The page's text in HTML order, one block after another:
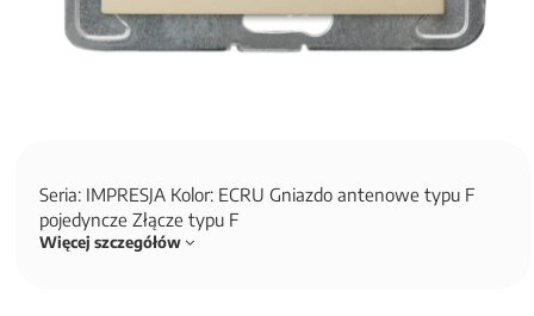
Seria: IMPRESJA Kolor: ECRU Gniazdo antenowe typu F
pojedyncze Złącze typu F
Więcej szczegółów